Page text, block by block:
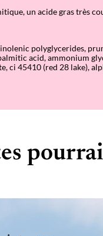
un acide gras très
polyglycerides,
acid, ammonium
ci 45410 (red 28 lake),